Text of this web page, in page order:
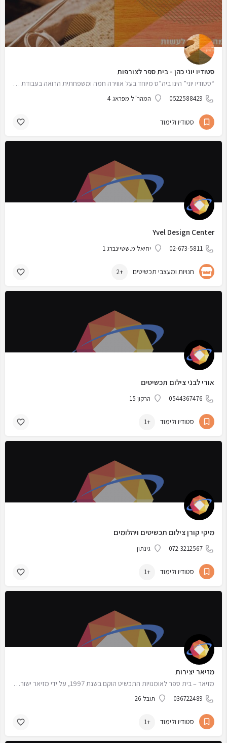
סטודיו יוני כהן - בית ספר לצורפות
“סטודיו יוני” הינו ביה”ס מיוחד בעל אווירה חמה ומשפחתית הרואה בעבודת הצורפות כתרפיה לנשמה, כתחביב וכמקצוע…
0522588429 המהר"ל מפראג 4
סטודיו ולימוד
Yvel Design Center
02-673-5811 יחיאל מ.שטיינברג 1
חנויות ומעצבי תכשיטים +2
אורי לבני צילום תכשיטים
0544367476 הרקון 15
סטודיו ולימוד +1
מיקי קורן צילום תכשיטים ויהלומים
072-3212567 גינתון
סטודיו ולימוד +1
מזיאר יצירות
מזיאר – בית ספר לאומנויות התכשיט הוקם בשנת 1997, על ידי מזיאר ישורון במטרה ליצור מרכז הדרכה איכותי לענף…
036722489 תובל 26
סטודיו ולימוד +1